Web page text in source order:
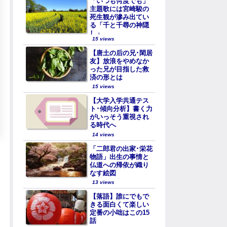
主題歌には宮崎駿の
死生観が滲み出てい
る「千と千尋の神隠
し」
15 views
【唐土の后の兄･閑居
友】放浪をやめなか
った兄が目指した救
済の形とは
15 views
【大学入学共通テス
ト･傾向分析】書く力
がいっそう重視され
る時代へ
14 views
「二郎君の出家･栄花
物語」出生の事情と
仏道への帰依が織り
なす絵図
13 views
【落語】誰にでもで
きる面白くて楽しい
定番の小咄はこの15
話